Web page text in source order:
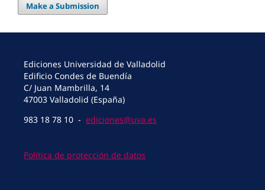
Make a Submission
Ediciones Universidad de Valladolid
Edificio Condes de Buendía
C/ Juan Mambrilla, 14
47003 Valladolid (España)
983 18 78 10 - ediciones@uva.es
Política de protección de datos